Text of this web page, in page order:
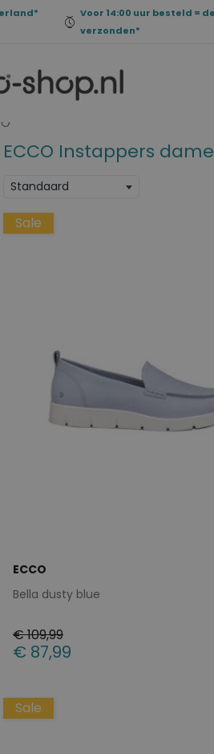
Voor 14:00 uur besteld =
verzonden*
ECCO Instappers
Standaard
Sale
ECCO
Bella dusty blue
€ 109,99
€ 87,99
36
Sale